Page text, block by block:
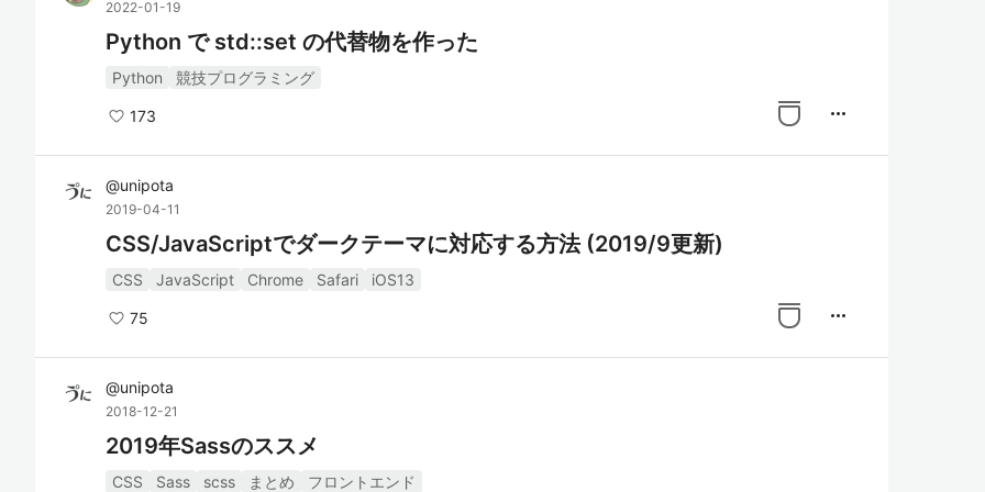
2022-01-19
Python で std::set の代替物を作った
Python 競技プログラミング
173 more_horiz
@unipota
2019-04-11
CSS/JavaScriptでダークテーマに対応する方法 (2019/9更新)
CSS JavaScript Chrome Safari iOS13
75 more_horiz
@unipota
2018-12-21
2019年Sassのススメ
CSS Sass scss まとめ フロントエンド